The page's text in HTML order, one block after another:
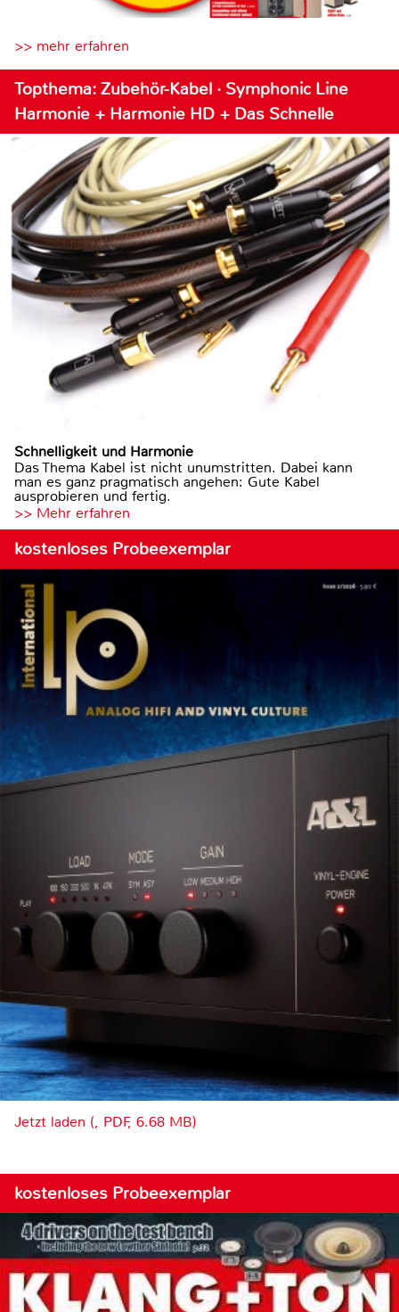
>> mehr erfahren
Topthema: Zubehör-Kabel · Symphonic Line
Harmonie + Harmonie HD + Das Schnelle
Schnelligkeit und Harmonie
Das Thema Kabel ist nicht unumstritten. Dabei kann
man es ganz pragmatisch angehen: Gute Kabel
ausprobieren und fertig.
>> Mehr erfahren
kostenloses Probeexemplar
Jetzt laden (, PDF, 6.68 MB)
kostenloses Probeexemplar